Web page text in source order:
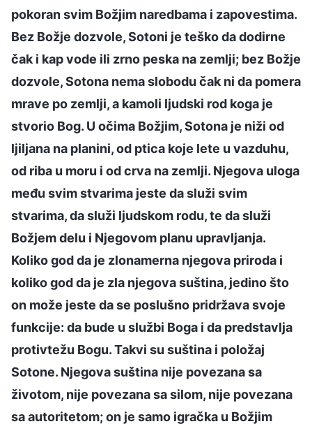
pokoran svim Božjim naredbama i zapovestima.
Bez Božje dozvole, Sotoni je teško da dodirne
čak i kap vode ili zrno peska na zemlji; bez Božje
dozvole, Sotona nema slobodu čak ni da pomera
mrave po zemlji, a kamoli ljudski rod koga je
stvorio Bog. U očima Božjim, Sotona je niži od
ljiljana na planini, od ptica koje lete u vazduhu,
od riba u moru i od crva na zemlji. Njegova uloga
među svim stvarima jeste da služi svim
stvarima, da služi ljudskom rodu, te da služi
Božjem delu i Njegovom planu upravljanja.
Koliko god da je zlonamerna njegova priroda i
koliko god da je zla njegova suština, jedino što
on može jeste da se poslušno pridržava svoje
funkcije: da bude u službi Boga i da predstavlja
protivtežu Bogu. Takvi su suština i položaj
Sotone. Njegova suština nije povezana sa
životom, nije povezana sa silom, nije povezana
sa autoritetom; on je samo igračka u Božjim